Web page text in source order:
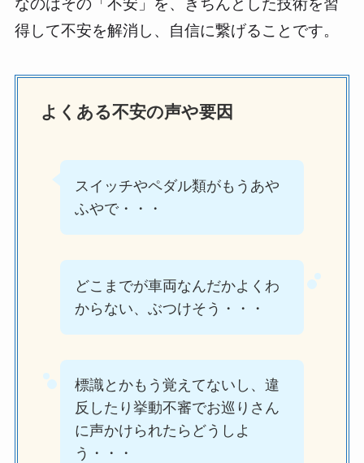
なのはその「不安」を、きちんとした技術を習
得して不安を解消し、自信に繋げることです。
よくある不安の声や要因
スイッチやペダル類がもうあや
ふやで・・・
どこまでが車両なんだかよくわ
からない、ぶつけそう・・・
標識とかもう覚えてないし、違
反したり挙動不審でお巡りさん
に声かけられたらどうしよ
う・・・